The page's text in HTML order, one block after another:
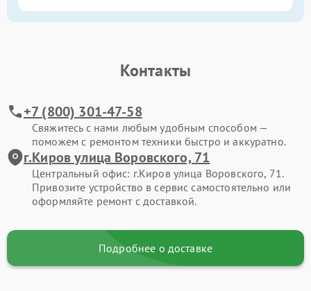
Контакты
+7 (800) 301-47-58
Свяжитесь с нами любым удобным способом —
поможем с ремонтом техники быстро и аккуратно.
г.Киров улица Воровского, 71
Центральный офис: г.Киров улица Воровского, 71.
Привозите устройство в сервис самостоятельно или
оформляйте ремонт с доставкой.
Подробнее о доставке